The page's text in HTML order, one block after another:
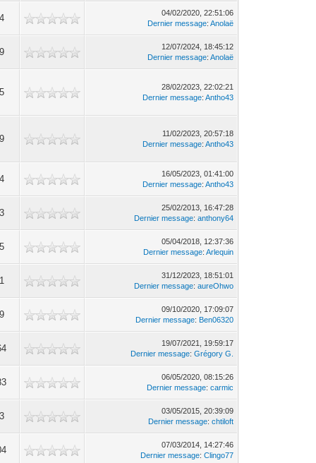
04/02/2020, 22:51:06
Dernier message:Anolaë
12/07/2024, 18:45:12
Dernier message:Anolaë
28/02/2023, 22:02:21
Dernier message:Antho43
11/02/2023, 20:57:18
Dernier message:Antho43
16/05/2023, 01:41:00
Dernier message:Antho43
25/02/2013, 16:47:28
Dernier message:anthony64
05/04/2018, 12:37:36
Dernier message:Arlequin
31/12/2023, 18:51:01
Dernier message:aureOhwo
09/10/2020, 17:09:07
Dernier message: Ben06320
19/07/2021, 19:59:17
Dernier message:Grégory G.
06/05/2020, 08:15:26
Dernier message:carmic
03/05/2015, 20:39:09
Dernier message:chtiloft
07/03/2014, 14:27:46
Dernier message:Clingo77